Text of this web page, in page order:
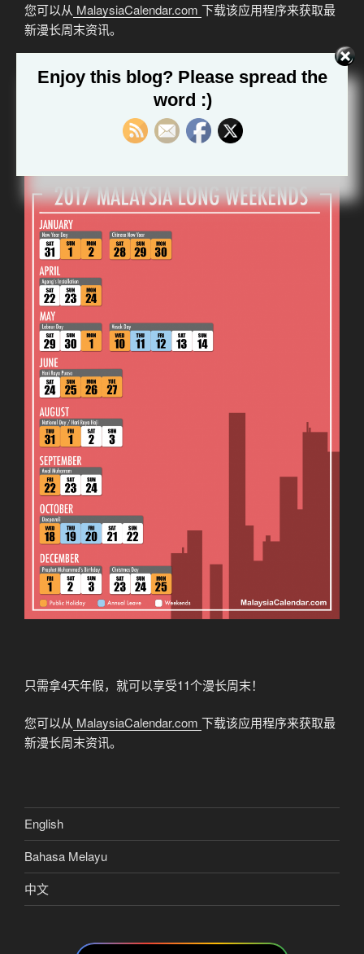
您可以从 MalaysiaCalendar.com 下载该应用程序来获取最
新漫长周末资讯。
18 7 月, 2017
这是2017年的长周末：
只需拿4天年假，就可以享受11个漫长周末！
您可以从 MalaysiaCalendar.com 下载该应用程序来获取最
新漫长周末资讯。
English
Bahasa Melayu
中文
Enjoy this blog? Please spread the
word :)